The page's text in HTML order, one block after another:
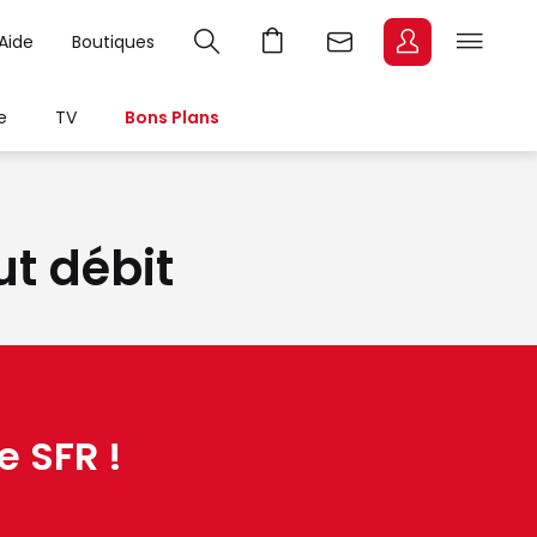
Boutiques
TV Bons Plans
débit
!